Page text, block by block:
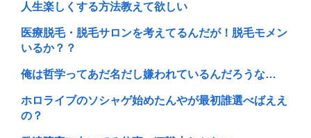
人生楽しくする方法教えて欲しい
医療脱毛・脱毛サロンを考えてるんだが！脱毛モメン
いるか？？
俺は哲学ってあだ名だし嫌われているんだろうな…
ホロライブのソシャゲ始めたんやが最初誰選べばええ
の？